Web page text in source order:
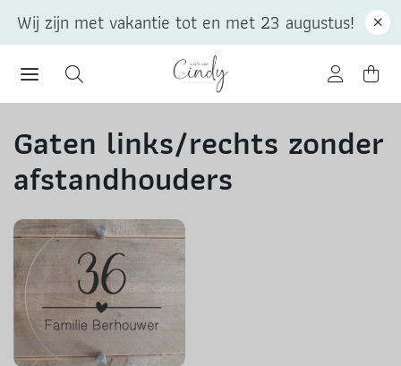
Gaten links/rechts zonder
afstandhouders
Wij zijn met vakantie tot en met 23 augustus!